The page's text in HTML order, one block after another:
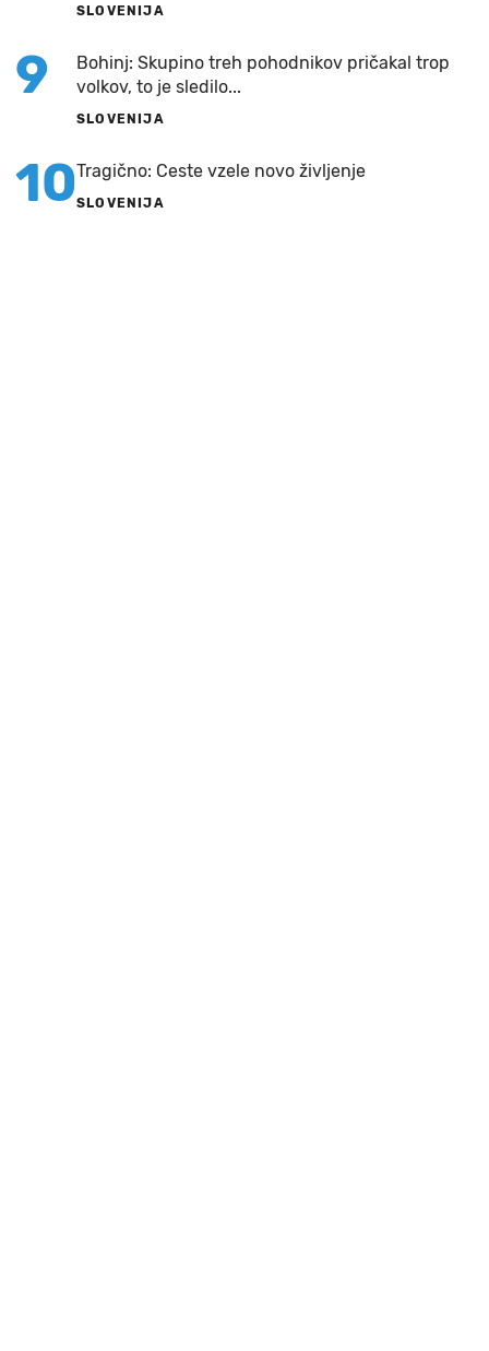
SLOVENIJA
9
Bohinj: Skupino treh pohodnikov pričakal trop
volkov, to je sledilo...
SLOVENIJA
10Tragično: Ceste vzele novo življenje
SLOVENIJA